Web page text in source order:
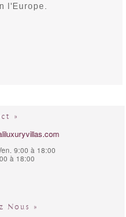
l'Europe.
»
9:00 à 18:00
à 18:00
Nous »